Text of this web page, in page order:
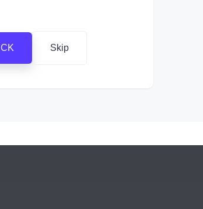
Skip